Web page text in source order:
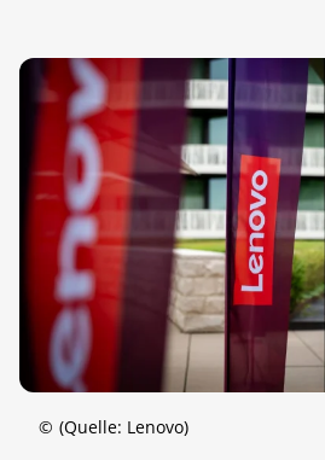
© (Quelle: Lenovo)